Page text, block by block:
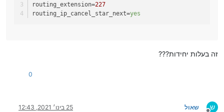
routing_extension=227
routing_ip_cancel_star_next=yes
זה בעלות יחידות???
0
ש שאול 25 בינו׳ 2021, 12:43